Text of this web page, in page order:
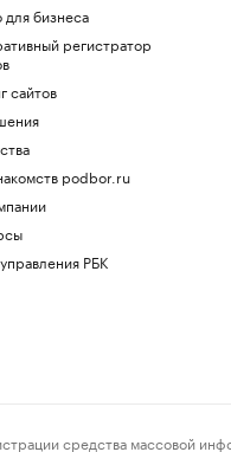
бизнеса
регистратор
сайтов
podbor.ru
РБК
средства массовой